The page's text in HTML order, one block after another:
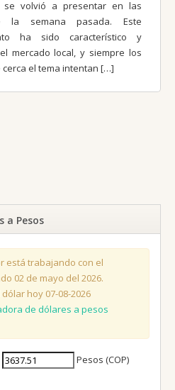
se volvió a presentar en las
la semana pasada. Este
ha sido característico y
mercado local, y siempre los
el tema intentan […]
a Pesos
está trabajando con el
02 de mayo del 2026.
hoy 07-08-2026
de dólares a pesos
Pesos (COP)